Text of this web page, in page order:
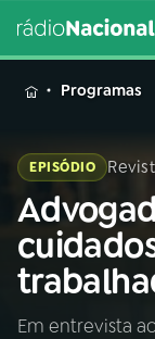
MENU
Buscar
na
Rádio
Nacional
Programas
EPISÓDIO
Em entrevista